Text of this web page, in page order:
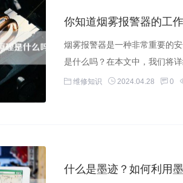
你知道烟雾报警器的工
烟雾报警器是一种非常重要的
是什么吗？在本文中，我们将
维修知识 2024.04.28 0
什么是墨迹？如何利用